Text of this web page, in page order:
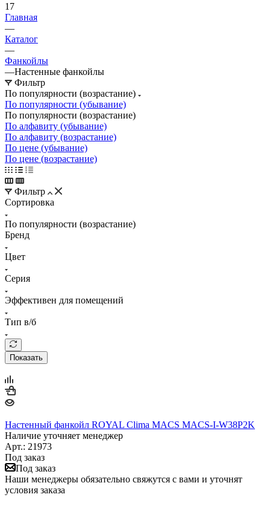
17
Главная
—
Каталог
—
Фанкойлы
—Настенные фанкойлы
Фильтр
По популярности (возрастание)
По популярности (убывание)
По популярности (возрастание)
По алфавиту (убывание)
По алфавиту (возрастание)
По цене (убывание)
По цене (возрастание)
Фильтр
Сортировка
По популярности (возрастание)
Бренд
Цвет
Серия
Эффективен для помещений
Тип в/б
Показать
Настенный фанкойл ROYAL Clima MACS MACS-I-W38P2K
Наличие уточняет менеджер
Арт.: 21973
Под заказ
Под заказ
Наши менеджеры обязательно свяжутся с вами и уточнят
условия заказа